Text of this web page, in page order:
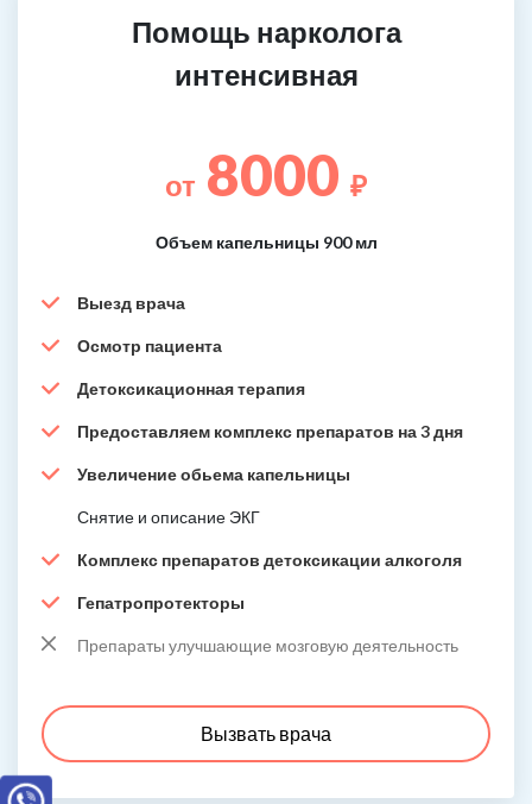
Помощь нарколога
интенсивная
от 8000 ₽
Объем капельницы 900 мл
Выезд врача
Осмотр пациента
Детоксикационная терапия
Предоставляем комплекс препаратов на 3 дня
Увеличение обьема капельницы
Снятие и описание ЭКГ
Комплекс препаратов детоксикации алкоголя
Гепатропротекторы
Препараты улучшающие мозговую деятельность
Вызвать врача